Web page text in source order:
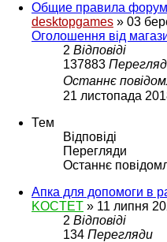
Общие правила
desktopgames » 03
Оголошення від
2 Відповіді
137883
Останнє
21 листопада
Тем
Відповіді
Перегляди
Останнє
Апка для допомоги в
KOCTET » 11 липня
2 Відповіді
134 Перегляди